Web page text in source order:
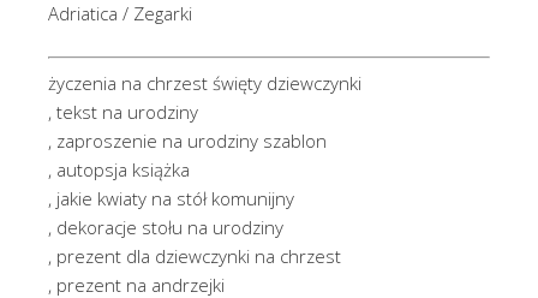
Adriatica / Zegarki
życzenia na chrzest święty dziewczynki
, tekst na urodziny
, zaproszenie na urodziny szablon
, autopsja książka
, jakie kwiaty na stół komunijny
, dekoracje stołu na urodziny
, prezent dla dziewczynki na chrzest
, prezent na andrzejki